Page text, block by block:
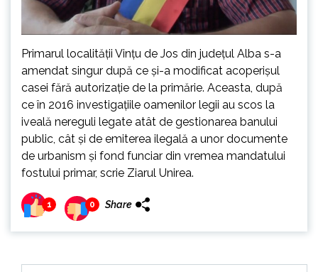
Primarul localității Vințu de Jos din județul Alba s-a
amendat singur după ce și-a modificat acoperișul
casei fără autorizație de la primărie. Aceasta, după
ce în 2016 investigațiile oamenilor legii au scos la
iveală nereguli legate atât de gestionarea banului
public, cât și de emiterea ilegală a unor documente
de urbanism și fond funciar din vremea mandatului
fostului primar, scrie Ziarul Unirea.
1 0 Share